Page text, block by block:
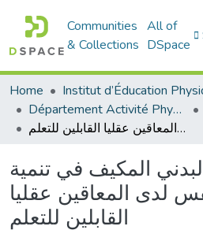
Communities
& Collections
All of
DSpace
Home
Département Activité Physique Adaptée (APA)
أثر النشاط البدني المكيف في تنمية الثقة بالنفس لدى المعاقين عقليا القابلين للتعلم
المكيف في تنمية
لدى المعاقين عقليا
القابلين للتعلم